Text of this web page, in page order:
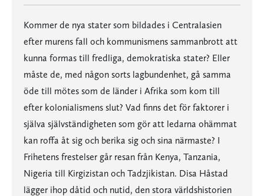
Kommer de nya stater som bildades i Centralasien
efter murens fall och kommunismens sammanbrott att
kunna formas till fredliga, demokratiska stater? Eller
måste de, med någon sorts lagbundenhet, gå samma
öde till mötes som de länder i Afrika som kom till
efter kolonialismens slut? Vad finns det för faktorer i
själva självständigheten som gör att ledarna ohämmat
kan roffa åt sig och berika sig och sina närmaste? I
Frihetens frestelser går resan från Kenya, Tanzania,
Nigeria till Kirgizistan och Tadzjikistan. Disa Håstad
lägger ihop dåtid och nutid, den stora världshistorien